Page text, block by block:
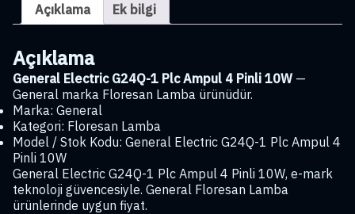
Pinli
10W
Açıklama Ek bilgi
Açıklama
General Electric G24Q-1 Plc Ampul 4 Pinli 10W —
General marka Floresan Lamba ürünüdür.
Marka: General
Kategori: Floresan Lamba
Model / Stok Kodu: General Electric G24Q-1 Plc Ampul 4
Pinli 10W
General Electric G24Q-1 Plc Ampul 4 Pinli 10W, e-mark
teknoloji güvencesiyle. General Floresan Lamba
ürünlerinde uygun fiyat.